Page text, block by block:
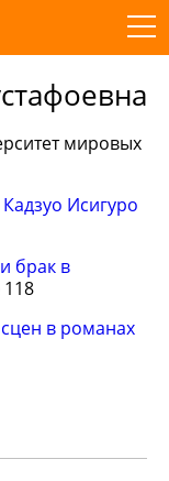
мировых
Исигуро
брак в
в романах